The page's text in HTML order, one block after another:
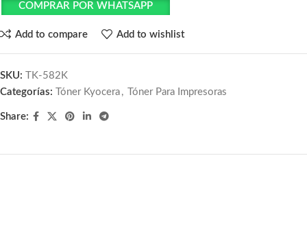
COMPRAR POR WHATSAPP
Add to compare Add to wishlist
SKU:
TK-582K
Categorías:
Tóner Kyocera , Tóner Para Impresoras
Share: